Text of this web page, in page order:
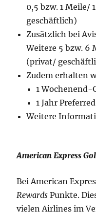
0,5 bzw. 1 Meile/
geschäftlich)
Zusätzlich bei
Weitere 5 bzw. 6
(privat/
Zudem erhalten
1 Wochenend-
1 Jahr
Weitere
American Express
Bei American
Rewards Punkte.
vielen Airlines im